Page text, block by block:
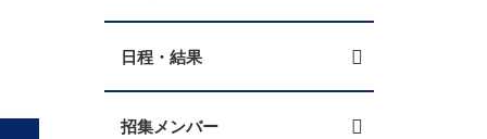
日程・結果
招集メンバー